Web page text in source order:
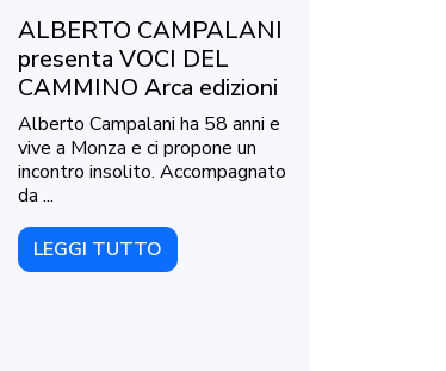
ALBERTO CAMPALANI
presenta VOCI DEL
CAMMINO Arca edizioni
Alberto Campalani ha 58 anni e
vive a Monza e ci propone un
incontro insolito. Accompagnato
da ...
LEGGI TUTTO